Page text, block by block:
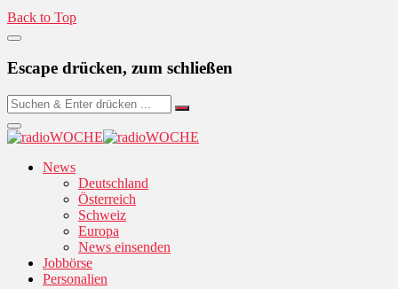
Back to Top
Escape drücken, zum schließen
News
Deutschland
Österreich
Schweiz
Europa
News einsenden
Jobbörse
Personalien